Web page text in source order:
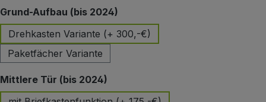
Grund-Aufbau (bis 2024)
Drehkasten Variante (+ 300,-€)
Paketfächer Variante
Mittlere Tür (bis 2024)